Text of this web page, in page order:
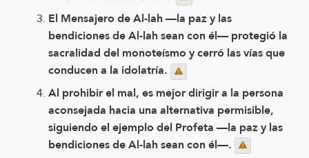
El Mensajero de Al-lah —la paz y las
bendiciones de Al-lah sean con él— protegió la
sacralidad del monoteísmo y cerró las vías que
conducen a la idolatría.
Al prohibir el mal, es mejor dirigir a la persona
aconsejada hacia una alternativa permisible,
siguiendo el ejemplo del Profeta —la paz y las
bendiciones de Al-lah sean con él—.